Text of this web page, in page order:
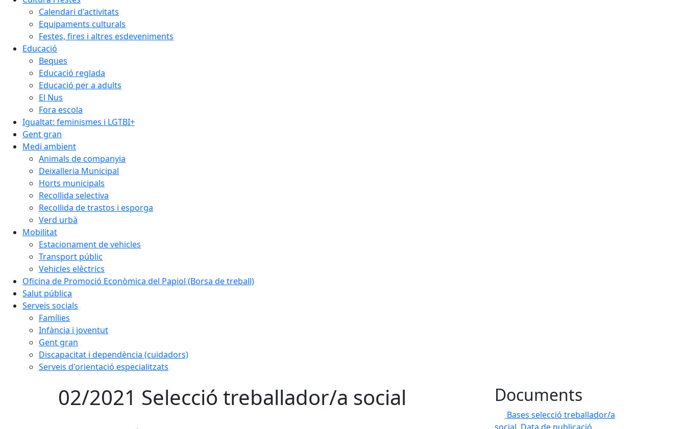
Calendari d'activitats
Equipaments culturals
Festes, fires i altres esdeveniments
Educació
Beques
Educació reglada
Educació per a adults
El Nus
Fora escola
Igualtat: feminismes i LGTBI+
Gent gran
Medi ambient
Animals de companyia
Deixalleria Municipal
Horts municipals
Recollida selectiva
Recollida de trastos i esporga
Verd urbà
Mobilitat
Estacionament de vehicles
Transport públic
Vehicles elèctrics
Oficina de Promoció Econòmica del Papiol (Borsa de treball)
Salut pública
Serveis socials
Famílies
Infància i joventut
Gent gran
Discapacitat i dependència (cuidadors)
Serveis d'orientació especialitzats
02/2021 Selecció treballador/a social Documents
Bases selecció treballador/a